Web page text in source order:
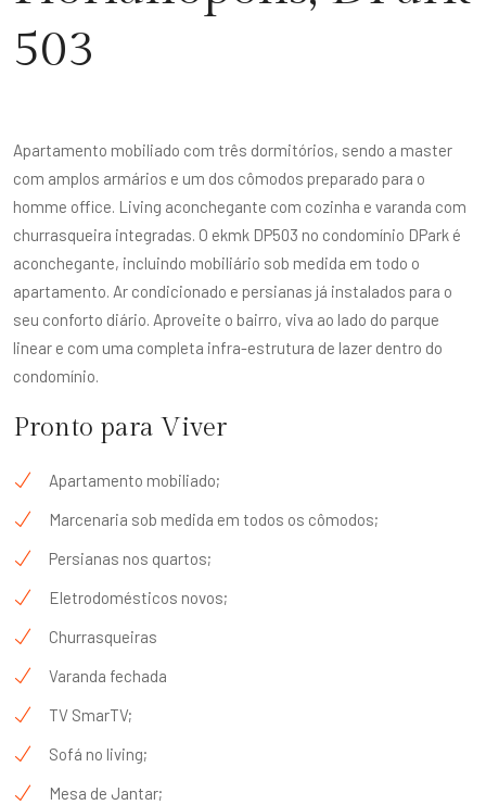
503
Apartamento mobiliado com três dormitórios, sendo a master
com amplos armários e um dos cômodos preparado para o
homme office. Living aconchegante com cozinha e varanda com
churrasqueira integradas. O ekmk DP503 no condomínio DPark é
aconchegante, incluindo mobiliário sob medida em todo o
apartamento. Ar condicionado e persianas já instalados para o
seu conforto diário. Aproveite o bairro, viva ao lado do parque
linear e com uma completa infra-estrutura de lazer dentro do
condomínio.
Pronto para Viver
Apartamento mobiliado;
Marcenaria sob medida em todos os cômodos;
Persianas nos quartos;
Eletrodomésticos novos;
Churrasqueiras
Varanda fechada
TV SmarTV;
Sofá no living;
Mesa de Jantar;